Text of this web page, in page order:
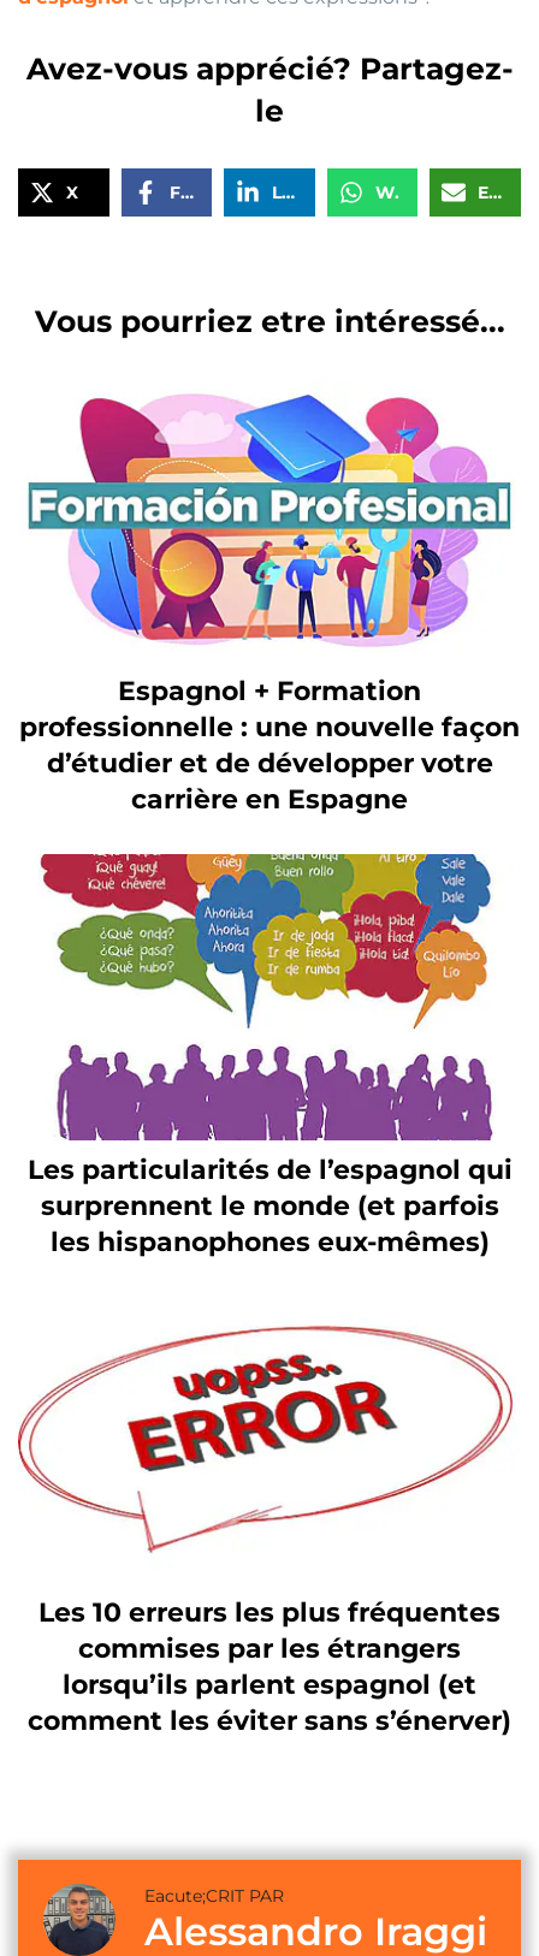
Avez-vous apprécié? Partagez-
le
X Facebook LinkedIn WhatsApp Email
Vous pourriez etre intéressé...
Espagnol + Formation
professionnelle : une nouvelle façon
d’étudier et de développer votre
carrière en Espagne
Les particularités de l’espagnol qui
surprennent le monde (et parfois
les hispanophones eux-mêmes)
Les 10 erreurs les plus fréquentes
commises par les étrangers
lorsqu’ils parlent espagnol (et
comment les éviter sans s’énerver)
Eacute;CRIT PAR
Alessandro Iraggi